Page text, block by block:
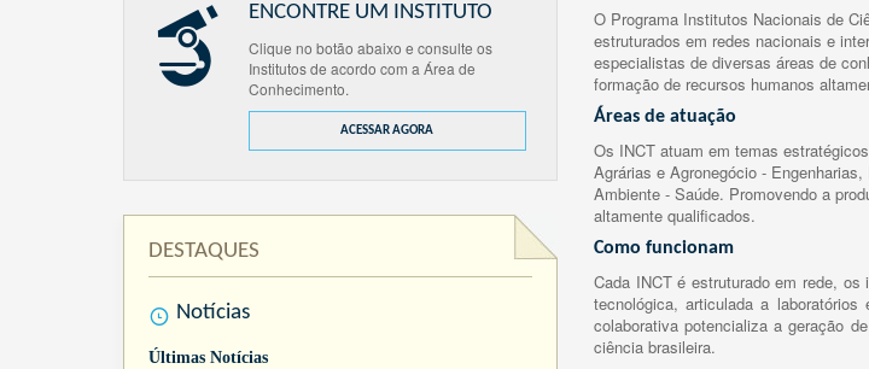
ENCONTRE UM INSTITUTO
Clique no botão abaixo e consulte os
Institutos de acordo com a Área de
Conhecimento.
ACESSAR AGORA
DESTAQUES
Notícias
Últimas Notícias
O Programa Institutos Nacionais de
estruturados em redes nacionais e
especialistas de diversas áreas de
formação de recursos humanos
Áreas de atuação
Os INCT atuam em temas
Agrárias e Agronegócio -
Ambiente - Saúde. Promovendo a
altamente qualificados.
Como funcionam
Cada INCT é estruturado em rede,
tecnológica, articulada a
colaborativa potencializa a geração
ciência brasileira.